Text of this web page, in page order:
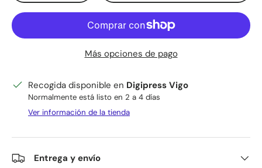
Más opciones de pago
Recogida disponible en Digipress Vigo
Normalmente está listo en 2 a 4 días
Ver información de la tienda
Entrega y envío